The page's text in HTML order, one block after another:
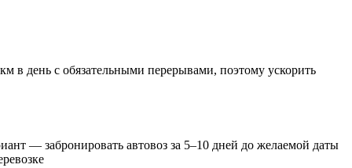
в день с обязательными перерывами, поэтому ускорить
— забронировать автовоз за 5–10 дней до желаемой даты